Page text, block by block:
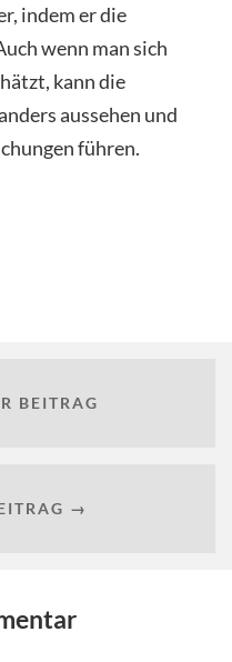
indem er die
wenn man sich
kann die
aussehen und
führen.
BEITRAG
→